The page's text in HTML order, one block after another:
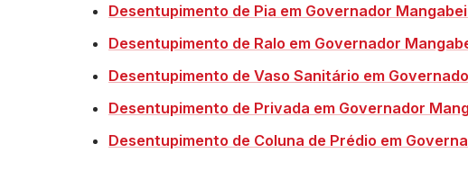
Desentupimento de Pia em Governador
Desentupimento de Ralo em Governador
Desentupimento de Vaso Sanitário em
Desentupimento de Privada em Governador
Desentupimento de Coluna de Prédio em